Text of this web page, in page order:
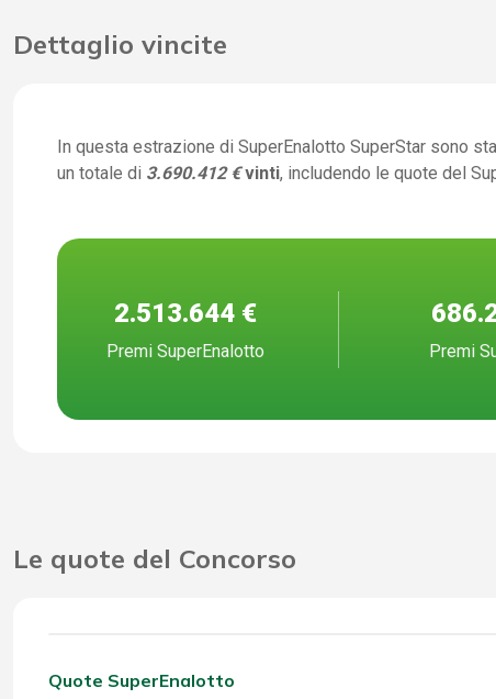
Dettaglio vincite
In questa estrazione di SuperEnalotto SuperStar sono
un totale di 3.690.412 € vinti, includendo le quote del
2.513.644 €
Premi SuperEnalotto Premi
Le quote del Concorso
Quote SuperEnalotto